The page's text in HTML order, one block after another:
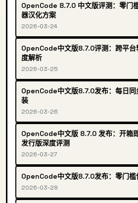
OpenCode 8.7.0 中文版评测：零门
器汉化方案
2026-03-24
OpenCode中文版8.7.0评测：跨平台
度解析
2026-03-25
OpenCode中文版8.7.0发布：每日同
装
2026-03-26
OpenCode中文版 8.7.0 发布：开箱
发行版深度评测
2026-03-27
OpenCode中文版8.7.0发布：零门槛
2026-03-28